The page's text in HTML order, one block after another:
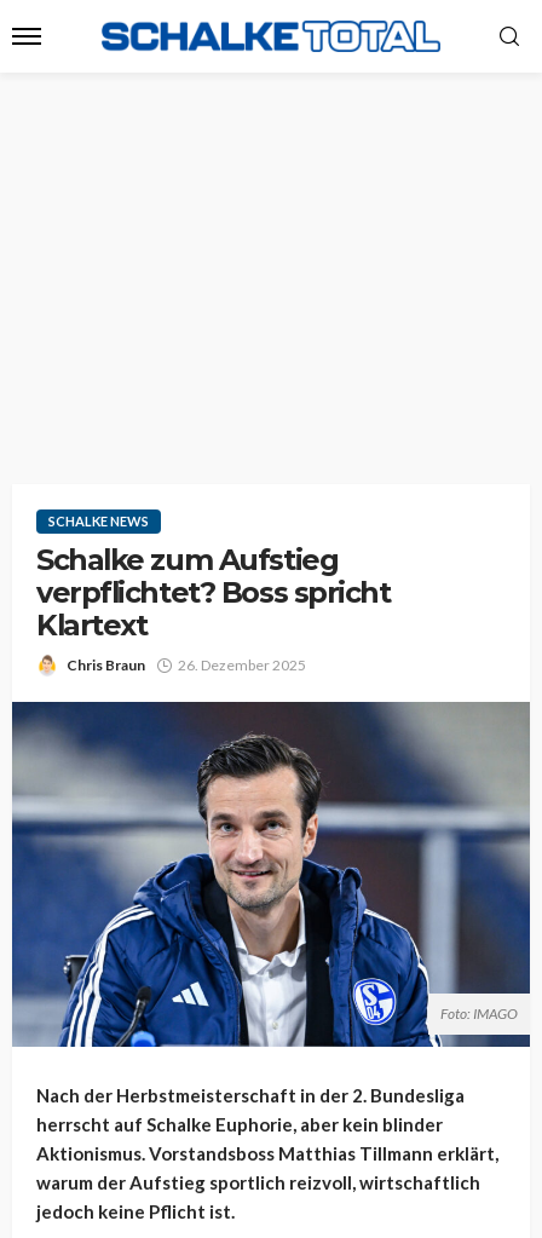
SCHALKE NEWS
Schalke zum Aufstieg
verpflichtet? Boss spricht
Klartext
Chris Braun 26. Dezember 2025
Foto: IMAGO
Nach der Herbstmeisterschaft in der 2. Bundesliga
herrscht auf Schalke Euphorie, aber kein blinder
Aktionismus. Vorstandsboss Matthias Tillmann erklärt,
warum der Aufstieg sportlich reizvoll, wirtschaftlich
jedoch keine Pflicht ist.